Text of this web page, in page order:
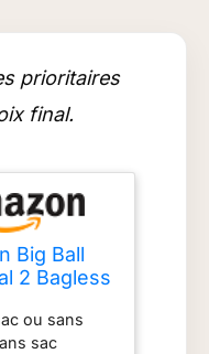
prioritaires
final.
Big Ball
2 Bagless
ou sans
sac